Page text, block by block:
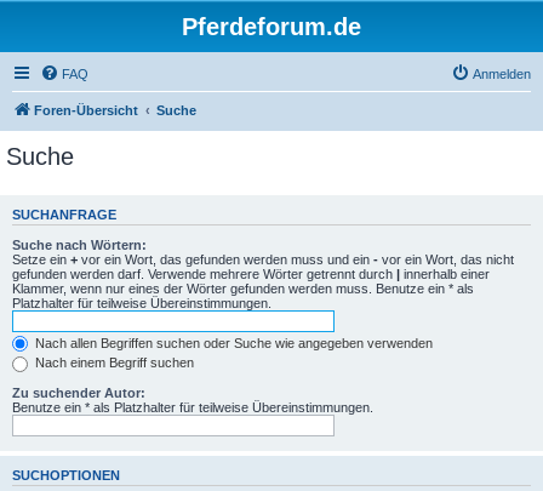
Pferdeforum.de
FAQ Anmelden
Foren-Übersicht Suche
Suche
SUCHANFRAGE
Suche nach Wörtern:
Setze ein + vor ein Wort, das gefunden werden muss und ein - vor ein Wort, das nicht
gefunden werden darf. Verwende mehrere Wörter getrennt durch | innerhalb einer
Klammer, wenn nur eines der Wörter gefunden werden muss. Benutze ein * als
Platzhalter für teilweise Übereinstimmungen.
Nach allen Begriffen suchen oder Suche wie angegeben verwenden
Nach einem Begriff suchen
Zu suchender Autor:
Benutze ein * als Platzhalter für teilweise Übereinstimmungen.
SUCHOPTIONEN